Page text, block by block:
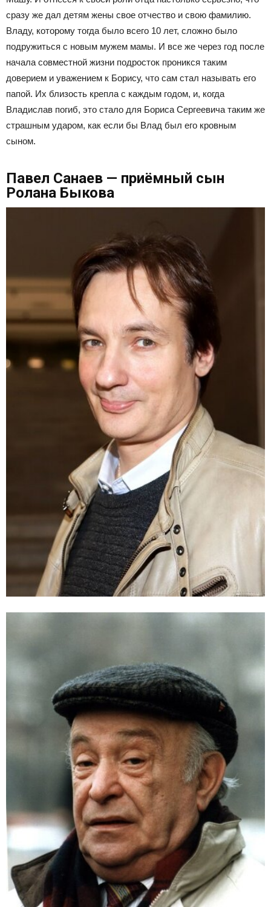
сразу же дал детям жены свое отчество и свою фамилию.
Владу, которому тогда было всего 10 лет, сложно было
подружиться с новым мужем мамы. И все же через год после
начала совместной жизни подросток проникся таким
доверием и уважением к Борису, что сам стал называть его
папой. Их близость крепла с каждым годом, и, когда
Владислав погиб, это стало для Бориса Сергеевича таким же
страшным ударом, как если бы Влад был его кровным
сыном.
Павел Санаев — приёмный сын
Ролана Быкова